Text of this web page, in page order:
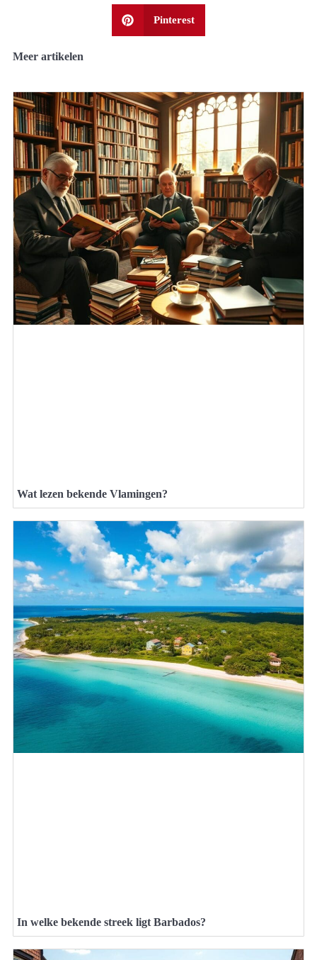
Pinterest
Meer artikelen
Wat lezen bekende Vlamingen?
In welke bekende streek ligt Barbados?